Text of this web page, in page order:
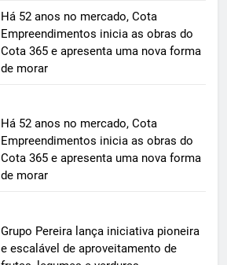
Há 52 anos no mercado, Cota
Empreendimentos inicia as obras do
Cota 365 e apresenta uma nova forma
de morar
Há 52 anos no mercado, Cota
Empreendimentos inicia as obras do
Cota 365 e apresenta uma nova forma
de morar
Grupo Pereira lança iniciativa pioneira
e escalável de aproveitamento de
Grupo Pereira lança iniciativa
pioneira e escalável de
aproveitamento de frutas, legumes
ECONOMIA & NEGÓCIOS
BIM transforma a construção civil
e mostra na prática como reduzir
custos, evitar desperdícios e
ECONOMIA & NEGÓCIOS
A 6ª edição do Prêmio ACI OCESC
de Jornalismo está com as